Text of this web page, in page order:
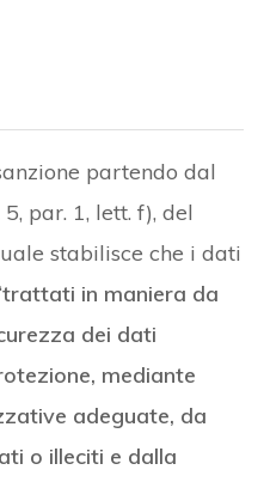
partendo dal
par. 1, lett. f), del
stabilisce che i dati
trattati in maniera da
dei dati
mediante
adeguate, da
o illeciti e dalla